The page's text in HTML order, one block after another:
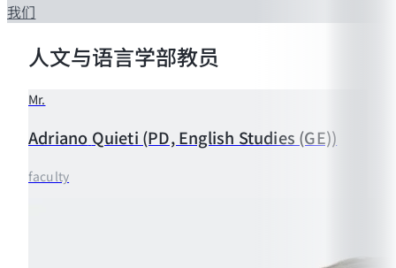
我们
人文与语言学部教员
Mr.
Adriano Quieti (PD, English Studies (GE))
faculty